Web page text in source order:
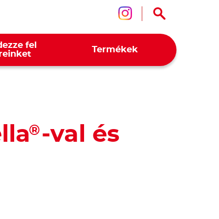
Kövessen
fel
Termékek
® -val és